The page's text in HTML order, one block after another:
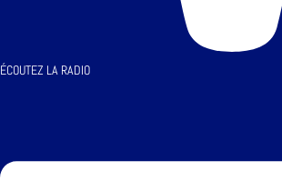
ÉCOUTEZ LA RADIO